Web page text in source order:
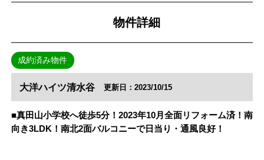
物件詳細
成約済み物件
大洋ハイツ清水谷 更新日：2023/10/15
■真田山小学校へ徒歩5分！2023年10月全面リフォーム済！南
向き3LDK！南北2面バルコニーで日当り・通風良好！